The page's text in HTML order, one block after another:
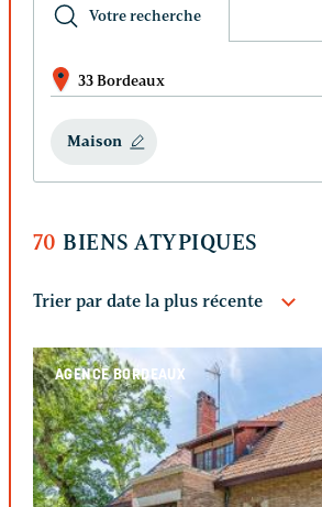
Votre recherche
33 Bordeaux
Maison
70 BIENS ATYPIQUES
AGENCE BORDEAUX